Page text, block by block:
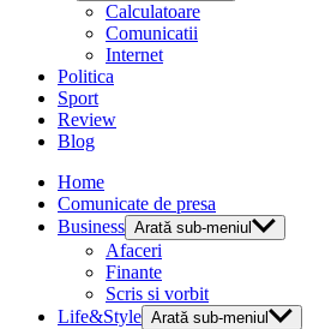
Calculatoare
Comunicatii
Internet
Politica
Sport
Review
Blog
Home
Comunicate de presa
Business Arată sub-meniul
Afaceri
Finante
Scris si vorbit
Life&Style Arată sub-meniul